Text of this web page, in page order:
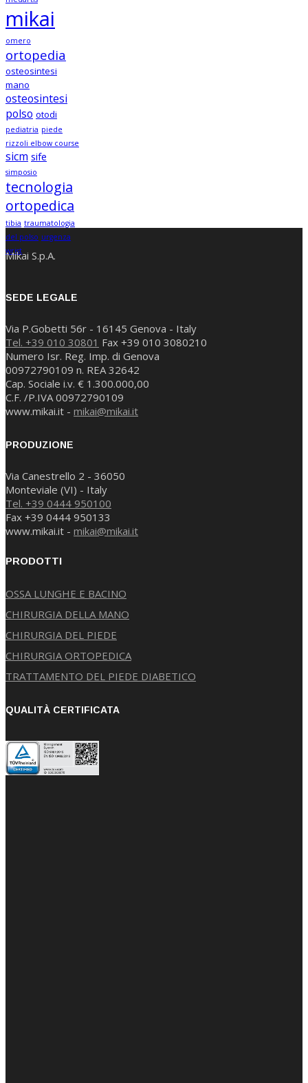
mikai
omero
ortopedia
osteosintesi
mano
osteosintesi
polso otodi
pediatria piede
rizzoli elbow course
sicm sife
simposio
tecnologia
ortopedica
tibia traumatologia
del polso urgenza
wrist
Mikai S.p.A.
SEDE LEGALE
Via P.Gobetti 56r - 16145 Genova - Italy
Tel. +39 010 30801 Fax +39 010 3080210
Numero Isr. Reg. Imp. di Genova
00972790109 n. REA 32642
Cap. Sociale i.v. € 1.300.000,00
C.F. /P.IVA 00972790109
www.mikai.it - mikai@mikai.it
PRODUZIONE
Via Canestrello 2 - 36050
Monteviale (VI) - Italy
Tel. +39 0444 950100
Fax +39 0444 950133
www.mikai.it - mikai@mikai.it
PRODOTTI
OSSA LUNGHE E BACINO
CHIRURGIA DELLA MANO
CHIRURGIA DEL PIEDE
CHIRURGIA ORTOPEDICA
TRATTAMENTO DEL PIEDE DIABETICO
QUALITÀ CERTIFICATA